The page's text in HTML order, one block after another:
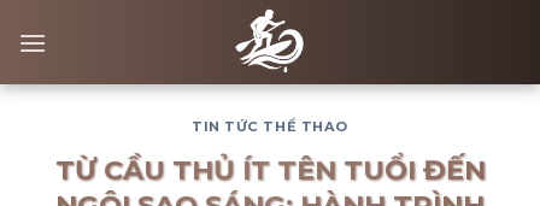
TIN TỨC THỂ THAO
TỪ CẦU THỦ ÍT TÊN TUỔI ĐẾN